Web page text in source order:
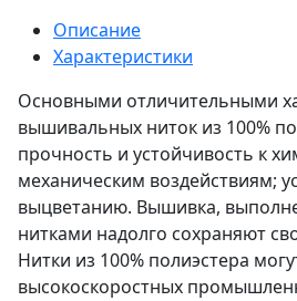
Описание
Характеристики
Основными отличительными
вышивальных ниток из 100%
прочность и устойчивость к
механическим воздействиям;
выцветанию. Вышивка,
нитками надолго сохраняют
Нитки из 100% полиэстера
высокоскоростных